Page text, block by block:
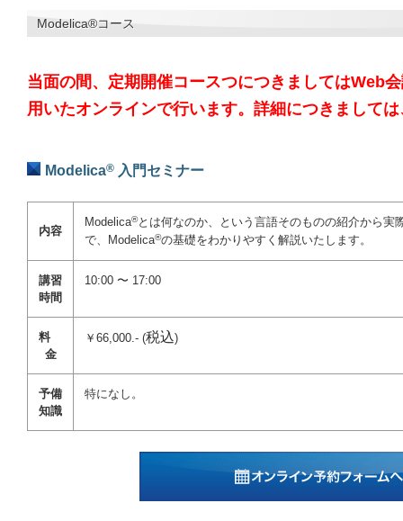
Modelica®コース
当面の間、定期開催コースつにつきましてはWeb
用いたオンラインで行います。詳細につきましては
Modelica® 入門セミナー
内容
Modelica®とは何なのか、という言語そのものの紹介から実
で、Modelica®の基礎をわかりやすく解説いたします。
講習
時間
10:00 〜 17:00
料
金
￥66,000.- (税込)
予備
知識
特になし。